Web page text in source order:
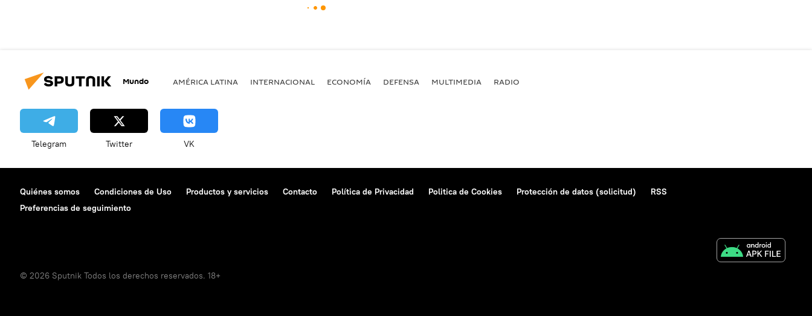
Mundo AMÉRICA LATINA INTERNACIONAL ECONOMÍA DEFENSA MULTIMEDIA RADIO
Telegram Twitter VK
Quiénes somos Condiciones de Uso Productos y servicios Contacto Política de Privacidad Politica de Cookies Protección de datos (solicitud)
RSS
Preferencias de seguimiento
© 2026 Sputnik Todos los derechos reservados. 18+